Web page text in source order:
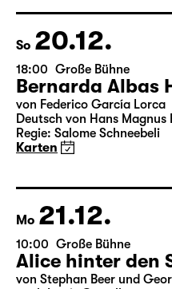
18:45 + 19:00 Einführung
Karten
So 20.12.
18:00 Große Bühne
Bernarda Albas
Regie: Salome Schneebeli
Karten
Mo 21.12.